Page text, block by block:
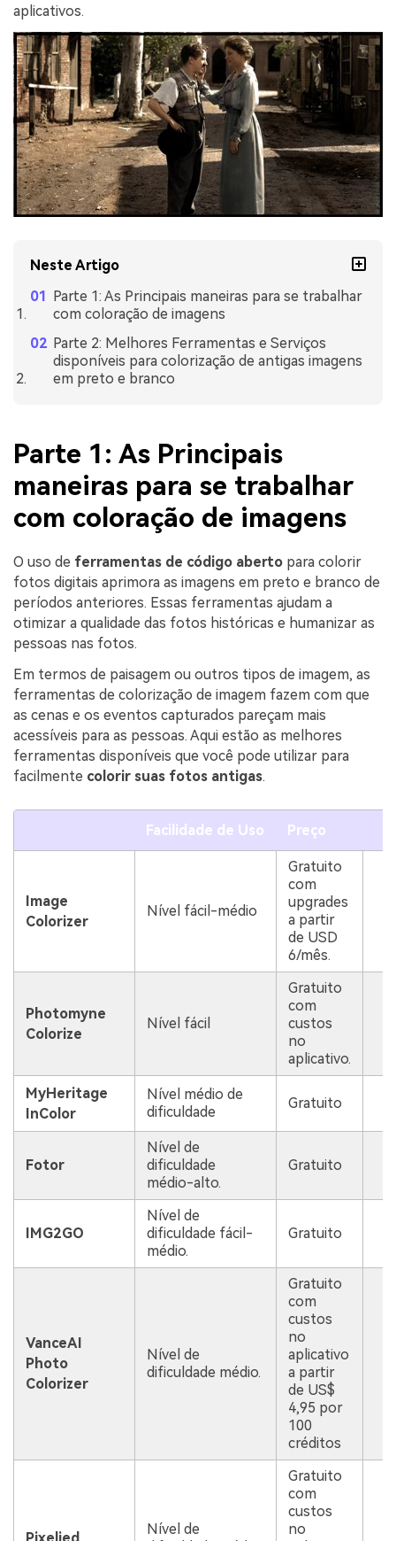
aplicativos.
Neste Artigo
Parte 1: As Principais maneiras para se trabalhar
com coloração de imagens
Parte 2: Melhores Ferramentas e Serviços
disponíveis para colorização de antigas imagens
em preto e branco
Parte 1: As Principais
maneiras para se trabalhar
com coloração de imagens
O uso de ferramentas de código aberto para colorir
fotos digitais aprimora as imagens em preto e branco de
períodos anteriores. Essas ferramentas ajudam a
otimizar a qualidade das fotos históricas e humanizar as
pessoas nas fotos.
Em termos de paisagem ou outros tipos de imagem, as
ferramentas de colorização de imagem fazem com que
as cenas e os eventos capturados pareçam mais
acessíveis para as pessoas. Aqui estão as melhores
ferramentas disponíveis que você pode utilizar para
facilmente colorir suas fotos antigas.
Facilidade de Uso Preço
Image
Colorizer
Nível fácil-médio
Gratuito
com
upgrades
a partir
de USD
6/mês.
Photomyne
Colorize
Nível fácil
Gratuito
com
custos
no
aplicativo.
MyHeritage
InColor
Nível médio de
dificuldade
Gratuito
Fotor
Nível de
dificuldade
médio-alto.
Gratuito
IMG2GO
Nível de
dificuldade fácil-
médio.
Gratuito
VanceAI
Photo
Colorizer
Nível de
dificuldade médio.
Gratuito
com
custos
no
aplicativo
a partir
de US$
4,95 por
100
créditos
Nível de
Gratuito
com
custos
no